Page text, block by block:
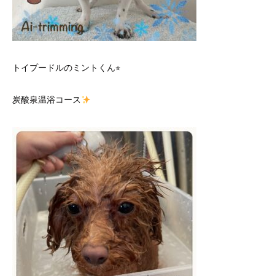
トイプードルのミントくん⭐︎
炭酸泉温浴コース